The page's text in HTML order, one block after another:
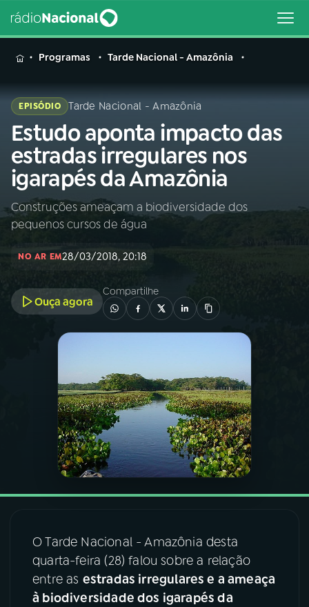
MENU
Buscar
na
Rádio
Nacional
Buscar
AO VIVO
INÍCIO
A RÁDIO
PROGRAMAÇÃO
PROGRAMAS
PODCASTS
VIDEOCASTS
FESTIVAL DE MÚSICA
Programas Tarde Nacional - Amazônia
EPISÓDIO Tarde Nacional - Amazônia
Estudo aponta impacto das
estradas irregulares nos
igarapés da Amazônia
Construções ameaçam a biodiversidade dos
pequenos cursos de água
NO AR EM28/03/2018, 20:18
Ouça agora
Compartilhe
O Tarde Nacional - Amazônia desta
quarta-feira (28) falou sobre a relação
entre as estradas irregulares e a ameaça
à biodiversidade dos igarapés da